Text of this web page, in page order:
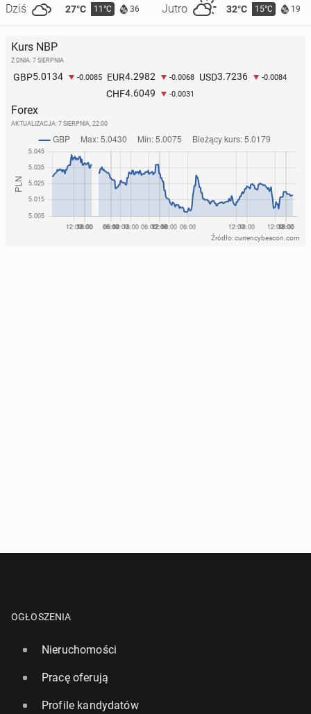
Dziś 27°C 11°C 36 Jutro 32°C 15°C 19
Kurs NBP
Z DNIA: 7 SIERPNIA
GBP5.0134 -0.0085 EUR4.2982 -0.0068 USD3.7236 -0.0084
CHF4.6049 -0.0031
Forex
AKTUALIZACJA: 7 SIERPNIA, 22:00
Źródło: currencybeacon.com
OGŁOSZENIA
Nieruchomości
Pracę oferują
Profile kandydatów